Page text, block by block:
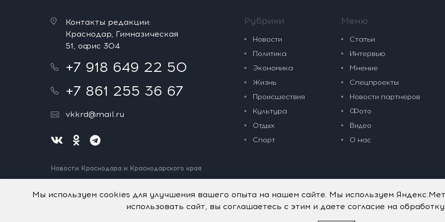
Контакты редакции:
Краснодар, Гимназическая
51, офис 304
+7 918 649 22 50
+7 861 255 36 67
vkkrd@mail.ru
Новости Краснодара и Краснодарского края
Нашли ошибку? Выделите и нажмите Ctrl+Enter.
Рубрики
Новости
Политика
Экономика
Жизнь
Происшествия
Культура
Отдых
Спорт
Меню
Статьи
Интервью
Мнение
Спецпроекты
Новости партнеров
Фото
Видео
О нас
Мы используем cookies для улучшения вашего опыта на нашем сайте. Мы используем
использовать сайт, вы соглашаетесь с этим и даете согласие на